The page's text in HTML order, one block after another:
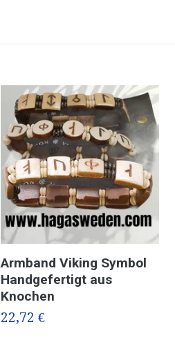
Armband Viking Symbol
Handgefertigt aus
Knochen
22,72 €